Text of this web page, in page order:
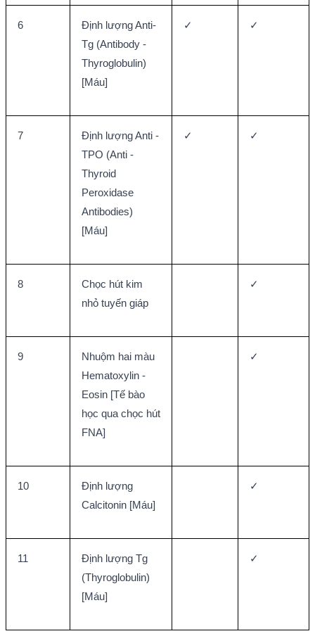
6
Định lượng Anti-
Tg (Antibody -
Thyroglobulin)
[Máu]
✓ ✓
7
Định lượng Anti -
TPO (Anti -
Thyroid
Peroxidase
Antibodies)
[Máu]
✓ ✓
8
Chọc hút kim
nhỏ tuyến giáp
✓
9
Nhuộm hai màu
Hematoxylin -
Eosin [Tế bào
học qua chọc hút
FNA]
✓
10
Định lượng
Calcitonin [Máu]
✓
11
Định lượng Tg
(Thyroglobulin)
[Máu]
✓